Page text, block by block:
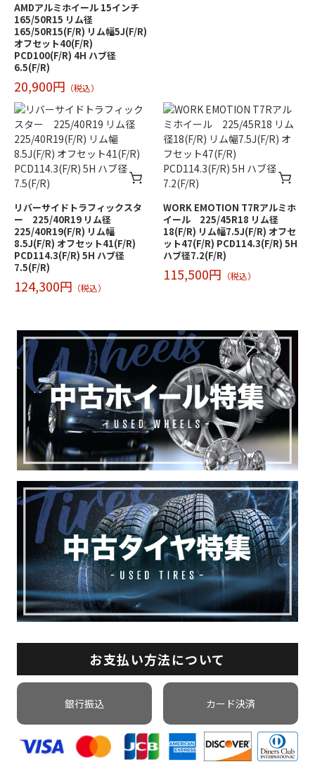
AMDアルミホイール 15インチ
165/50R15 リム径
165/50R15(F/R) リム幅5J(F/R)
オフセット40(F/R)
PCD100(F/R) 4H ハブ径
6.5(F/R)
20,900円 （税込）
リバーサイドトラフィックスタ
ー 225/40R19 リム径
225/40R19(F/R) リム幅
8.5J(F/R) オフセット41(F/R)
PCD114.3(F/R) 5H ハブ径
7.5(F/R)
124,300円 （税込）
WORK EMOTION T7Rアルミホ
イール 225/45R18 リム径
18(F/R) リム幅7.5J(F/R) オフセ
ット47(F/R) PCD114.3(F/R) 5H
ハブ径7.2(F/R)
115,500円 （税込）
お支払い方法について
銀行振込 カード決済